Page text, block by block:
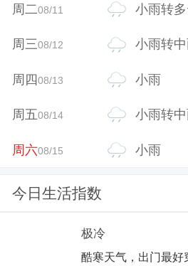
周二08/11 小雨转
周三08/12 小雨转
周四08/13 小雨
周五08/14 小雨转
周六08/15 小雨
今日生活指数
极冷
酷寒天气，出门最